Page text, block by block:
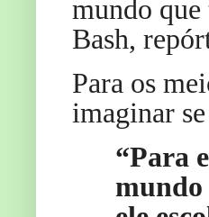
mundo que
Bash,
Para os
imaginar
“Para
mundo